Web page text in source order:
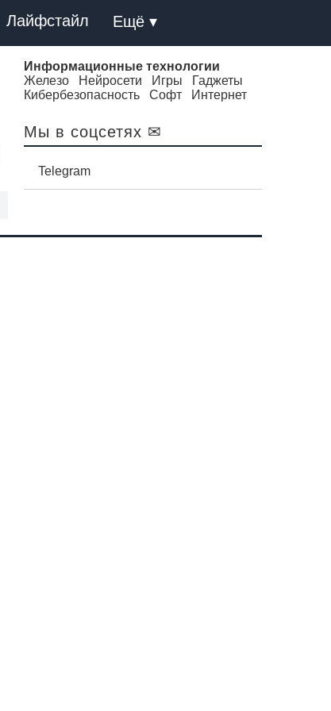
Лайфстайл Ещё ▾
Информационные технологии
Железо
Нейросети Игры
Гаджеты
Кибербезопасность
Софт Интернет
Мы в соцсетях ✉
Telegram